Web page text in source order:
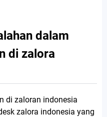
dalam
di zalora
di zaloran indonesia
zalora indonesia yang